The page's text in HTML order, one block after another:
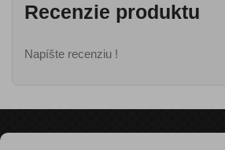
Recenzie produktu
Napíšte recenziu !